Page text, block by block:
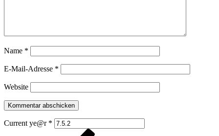
Name *
E-Mail-Adresse *
Website
Current ye@r *